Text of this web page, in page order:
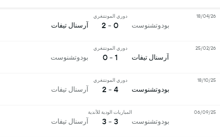
بودوتشنوست
دوري المونتنغري
0 - 2 آرسنال تيفات
18/04/26
آرسنال تيفات
دوري المونتنغري
1 - 0 بودوتشنوست
25/02/26
بودوتشنوست
دوري المونتنغري
4 - 2 آرسنال تيفات
18/10/25
بودوتشنوست
المباريات الودية للأندية
3 - 3 آرسنال تيفات
06/09/25